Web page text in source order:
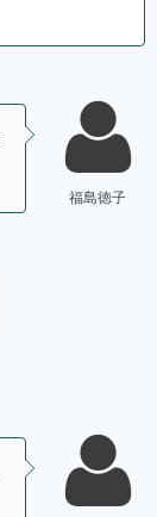
福島徳子